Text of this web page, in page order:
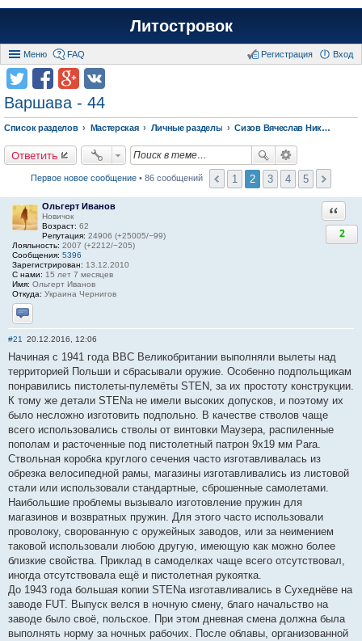
Литостровок
Меню FAQ Вход
Регистрация
Варшава - 44
Список разделов Мастерская Личные разделы Сизов Вячеслав Николаевич.
Ответить
Первое новое сообщение • 86 сообщений 1 2 3 4 5
Ольгерт Иванов
Новичок
Возраст: 62
Репутация: 24906 (+25005/−99)
Лояльность: 2007 (+2212/−205)
Сообщения: 5396
Зарегистрирован: 13.12.2010
С нами: 15 лет 7 месяцев
Имя: Ольгерт Иванов
Откуда: Украина Чернигов
Отправить личное сообщение
2
#21 20.12.2016, 12:06
Начиная с 1941 года ВВС Великобритании выполняли вылеты над
территорией Польши и сбрасывали оружие. Особенно подпольщикам
понравились пистолеты-пулемёты STEN, за их простоту конструкции.
К тому же детали STENа не имели высоких допусков, и поэтому их
было несложно изготовить подпольно. В качестве стволов чаще
всего использовались стволы от винтовки Маузера, распиленные
пополам и расточенные под пистолетный патрон 9х19 мм Para.
Ствольная коробка круглого сечения часто изготавливалась из
обрезка велосипедной рамы, магазины изготавливались из листовой
стали или использовали стандартные, сброшенные самолетами.
Наибольшие проблемы вызывало изготовление пружин для
магазинов и возвратных пружин. Для этого часто использовали
проволоку, сворованную с оружейных заводов, или за неимением
таковой использовали любою другую, имеющую как можно более
близкие свойства. Приклад в самоделках чаще всего отсутствовал,
иногда отсутствовала ещё и пистолетная рукоятка.
До 1943 года большая копии STENа изготавливались в Сухеднёве на
заводе FUT. Выпуск велся в ночную смену, благо начальство на
заводе было своё, польское. При этом дневная смена должна была
выполнять норму за ночных рабочих. После облавы, организованной